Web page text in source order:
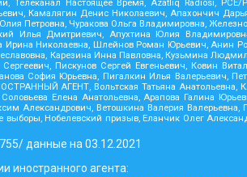
Телеканал Настоящее Время, Azatliq Radiosi,
Камалягин Денис Николаевич, Апахончич
Петровна, Чуракова Ольга Владимировна,
Илья Дмитриевич, Апухтина Юлия
Ирина Николаевна, Шлейнов Роман Юрьевич, Анин
Карезина Инна Павловна, Кузьмина
Пискунов Сергей Евгеньевич, Ковин
София Юрьевна, Пигалкин Илья Валерьевич,
АГЕНТ, Вольтская Татьяна Анатольевна,
Елена Анатольевна, Арапова Галина
Александрович, Ветошкина Валерия
выборы, Нобелевский призыв, Еланчик Олег
данные на 03.12.2021
иностранного агента: